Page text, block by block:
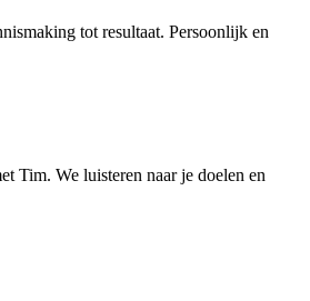
tot resultaat. Persoonlijk en
Tim. We luisteren naar je doelen en